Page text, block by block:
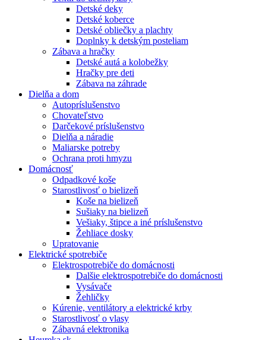
Detské deky
Detské koberce
Detské obliečky a plachty
Doplnky k detským posteliam
Zábava a hračky
Detské autá a kolobežky
Hračky pre deti
Zábava na záhrade
Dielňa a dom
Autopríslušenstvo
Chovateľstvo
Darčekové príslušenstvo
Dielňa a náradie
Maliarske potreby
Ochrana proti hmyzu
Domácnosť
Odpadkové koše
Starostlivosť o bielizeň
Koše na bielizeň
Sušiaky na bielizeň
Vešiaky, štipce a iné príslušenstvo
Žehliace dosky
Upratovanie
Elektrické spotrebiče
Elektrospotrebiče do domácnosti
Dalšie elektrospotrebiče do domácnosti
Vysávače
Žehličky
Kúrenie, ventilátory a elektrické krby
Starostlivosť o vlasy
Zábavná elektronika